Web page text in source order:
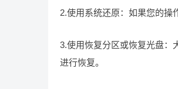
2.使用系统还原：如果您的操
3.使用恢复分区或恢复光盘：
进行恢复。